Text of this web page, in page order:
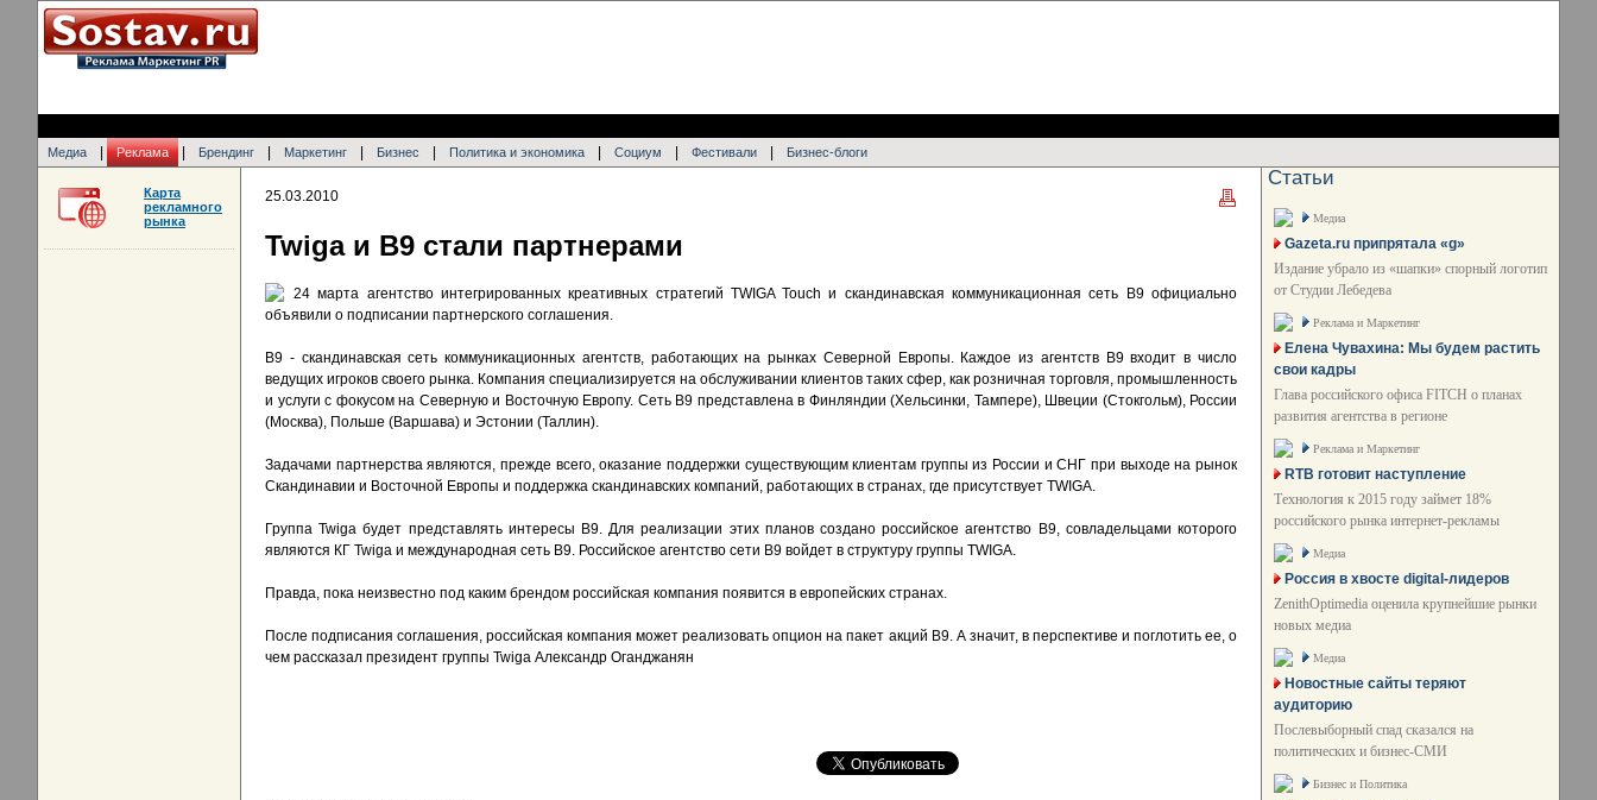
Медиа Реклама Брендинг Маркетинг Бизнес Политика и экономика Социум Фестивали Бизнес-блоги
25.03.2010
Twiga и B9 стали партнерами
24 марта агентство интегрированных креативных стратегий TWIGA Touch и скандинавская коммуникационная сеть B9 официально
объявили о подписании партнерского соглашения.
B9 - скандинавская сеть коммуникационных агентств, работающих на рынках Северной Европы. Каждое из агентств B9 входит в число
ведущих игроков своего рынка. Компания специализируется на обслуживании клиентов таких сфер, как розничная торговля, промышленность
и услуги с фокусом на Северную и Восточную Европу. Сеть B9 представлена в Финляндии (Хельсинки, Тампере), Швеции (Стокгольм), России
(Москва), Польше (Варшава) и Эстонии (Таллин).
Задачами партнерства являются, прежде всего, оказание поддержки существующим клиентам группы из России и СНГ при выходе на рынок
Скандинавии и Восточной Европы и поддержка скандинавских компаний, работающих в странах, где присутствует TWIGA.
Группа Twiga будет представлять интересы B9. Для реализации этих планов создано российское агентство В9, совладельцами которого
являются КГ Twiga и международная сеть B9. Российское агентство сети B9 войдет в структуру группы TWIGA.
Правда, пока неизвестно под каким брендом российская компания появится в европейских странах.
После подписания соглашения, российская компания может реализовать опцион на пакет акций B9. А значит, в перспективе и поглотить ее, о
чем рассказал президент группы Twiga Александр Оганджанян
Карта
рекламного
рынка
Статьи
Медиа
Gazeta.ru припрятала «g»
Издание убрало из «шапки» спорный логотип
от Студии Лебедева
Реклама и Маркетинг
Елена Чувахина: Мы будем растить
свои кадры
Глава российского офиса FITCH о планах
развития агентства в регионе
Реклама и Маркетинг
RTB готовит наступление
Технология к 2015 году займет 18%
российского рынка интернет-рекламы
Медиа
Россия в хвосте digital-лидеров
ZenithOptimedia оценила крупнейшие рынки
новых медиа
Медиа
Новостные сайты теряют
аудиторию
Послевыборный спад сказался на
политических и бизнес-СМИ
Бизнес и Политика